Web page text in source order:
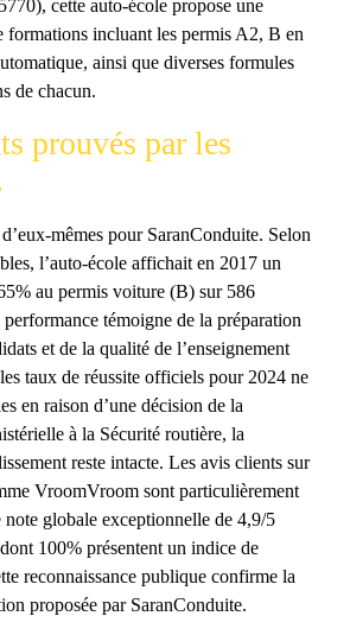
cette auto-école propose une
formations incluant les permis A2, B en
ainsi que diverses formules
de chacun.
prouvés par les
mêmes pour SaranConduite. Selon
l’auto-école affichait en 2017 un
au permis voiture (B) sur 586
témoigne de la préparation
et de la qualité de l’enseignement
taux de réussite officiels pour 2024 ne
en raison d’une décision de la
à la Sécurité routière, la
reste intacte. Les avis clients sur
VroomVroom sont particulièrement
note globale exceptionnelle de 4,9/5
100% présentent un indice de
reconnaissance publique confirme la
proposée par SaranConduite.